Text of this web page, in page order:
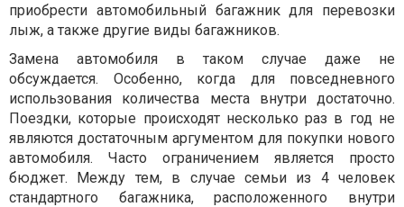
приобрести автомобильный багажник для перевозки
лыж, а также другие виды багажников.
Замена автомобиля в таком случае даже не
обсуждается. Особенно, когда для повседневного
использования количества места внутри достаточно.
Поездки, которые происходят несколько раз в год не
являются достаточным аргументом для покупки нового
автомобиля. Часто ограничением является просто
бюджет. Между тем, в случае семьи из 4 человек
стандартного багажника, расположенного внутри